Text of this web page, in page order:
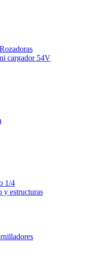
cargador 54V
1/4
y estructuras